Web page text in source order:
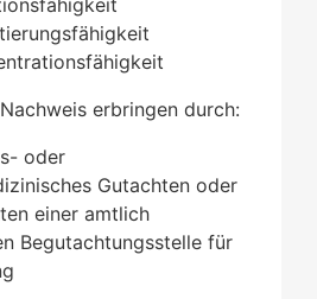
erbringen durch:
oder
Gutachten oder
einer amtlich
Begutachtungsstelle für